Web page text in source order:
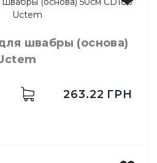
швабры (основа)
263.22 ГРН